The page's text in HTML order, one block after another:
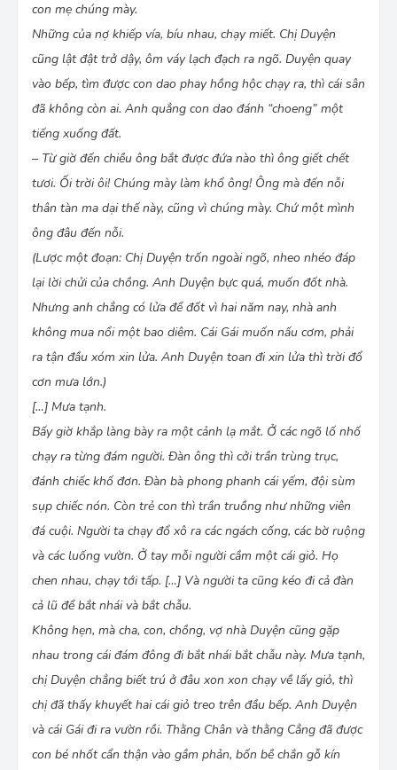
con mẹ chúng mày.
Những của nợ khiếp vía, bíu nhau, chạy miết. Chị Duyện
cũng lật đật trở dậy, ôm váy lạch đạch ra ngõ. Duyện quay
vào bếp, tìm được con dao phay hồng hộc chạy ra, thì cái sân
đã không còn ai. Anh quẳng con dao đánh “choeng” một
tiếng xuống đất.
– Từ giờ đến chiều ông bắt được đứa nào thì ông giết chết
tươi. Ối trời ôi! Chúng mày làm khổ ông! Ông mà đến nỗi
thân tàn ma dại thế này, cũng vì chúng mày. Chứ một mình
ông đâu đến nỗi.
(Lược một đoạn: Chị Duyện trốn ngoài ngõ, nheo nhéo đáp
lại lời chửi của chồng. Anh Duyện bực quá, muốn đốt nhà.
Nhưng anh chẳng có lửa để đốt vì hai năm nay, nhà anh
không mua nổi một bao diêm. Cái Gái muốn nấu cơm, phải
ra tận đầu xóm xin lửa. Anh Duyện toan đi xin lửa thì trời đổ
cơn mưa lớn.)
[…] Mưa tạnh.
Bấy giờ khắp làng bày ra một cảnh lạ mắt. Ở các ngõ lố nhố
chạy ra từng đám người. Ðàn ông thì cởi trần trùng trục,
đánh chiếc khố đơn. Ðàn bà phong phanh cái yếm, đội sùm
sụp chiếc nón. Còn trẻ con thì trần truồng như những viên
đá cuội. Người ta chạy đổ xô ra các ngách cống, các bờ ruộng
và các luống vườn. Ở tay mỗi người cầm một cái giỏ. Họ
chen nhau, chạy tới tấp. […] Và người ta cũng kéo đi cả đàn
cả lũ để bắt nhái và bắt chẫu.
Không hẹn, mà cha, con, chồng, vợ nhà Duyện cũng gặp
nhau trong cái đám đông đi bắt nhái bắt chẫu này. Mưa tạnh,
chị Duyện chẳng biết trú ở đâu xon xon chạy về lấy giỏ, thì
chị đã thấy khuyết hai cái giỏ treo trên đầu bếp. Anh Duyện
và cái Gái đi ra vườn rồi. Thằng Chân và thằng Cẳng đã được
con bé nhốt cẩn thận vào gầm phản, bốn bề chắn gỗ kín